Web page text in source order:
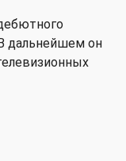
дальнейшем он